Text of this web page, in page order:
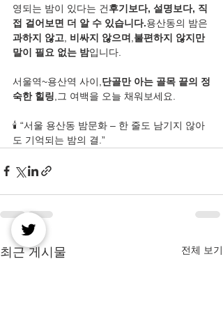
영되는 밤이 있다는 건후기보다, 설명보다, 직
접 걸어보면 더 알 수 있습니다.용산동의 밤은
과하지 않고
비싸지 않으며 불편하지 않지만
말이 필요 없는 밤입니다.
서울역~용산역 사이, 단골만 아는 골목 끝의 정
숙한 힐링 ,그 여백을 오늘 채워보세요.
🕯️ “서울 용산동 밤문화 – 한 줄도 남기지 않아
도 기억되는 밤의 결.”
최근 게시물 전체 보기